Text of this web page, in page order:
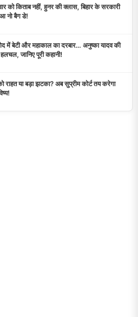
को किताब नहीं, हुनर की क्लास, बिहार के सरकारी
नो बैग डे!
में बेटी और महाकाल का दरबार… अनुष्का यादव की
हलचल, जानिए पूरी कहानी!
राहत या बड़ा झटका? अब सुप्रीम कोर्ट तय करेगा